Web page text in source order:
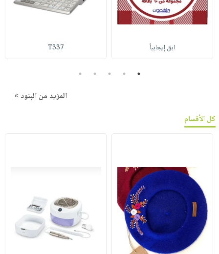
ابق إيجابياً T337
1
2
3
4
5
المزيد من البنود »
كل الأقسام